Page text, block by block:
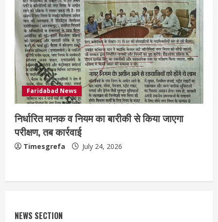
Faridabad News
निर्धारित मानक व नियम का बारीकी से किया जाएगा
परीक्षण, तब कार्रवाई
Timesgrefa July 24, 2026
NEWS SECTION